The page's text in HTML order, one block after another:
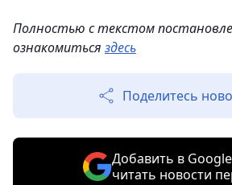
Полностью с текстом
ознакомиться здесь
Поделитесь
Добавить в
читать новости